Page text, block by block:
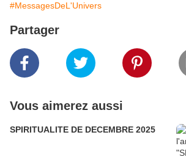
#MessagesDeL'Univers
Partager
Vous aimerez aussi
SPIRITUALITE DE DECEMBRE 2025